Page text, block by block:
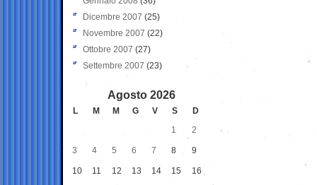
Dicembre 2007 (25)
Novembre 2007 (22)
Ottobre 2007 (27)
Settembre 2007 (23)
Agosto 2026
L M M G V S
D
1
2
3 4 5 6 7 8 9
10 11 12 13 14 15 16